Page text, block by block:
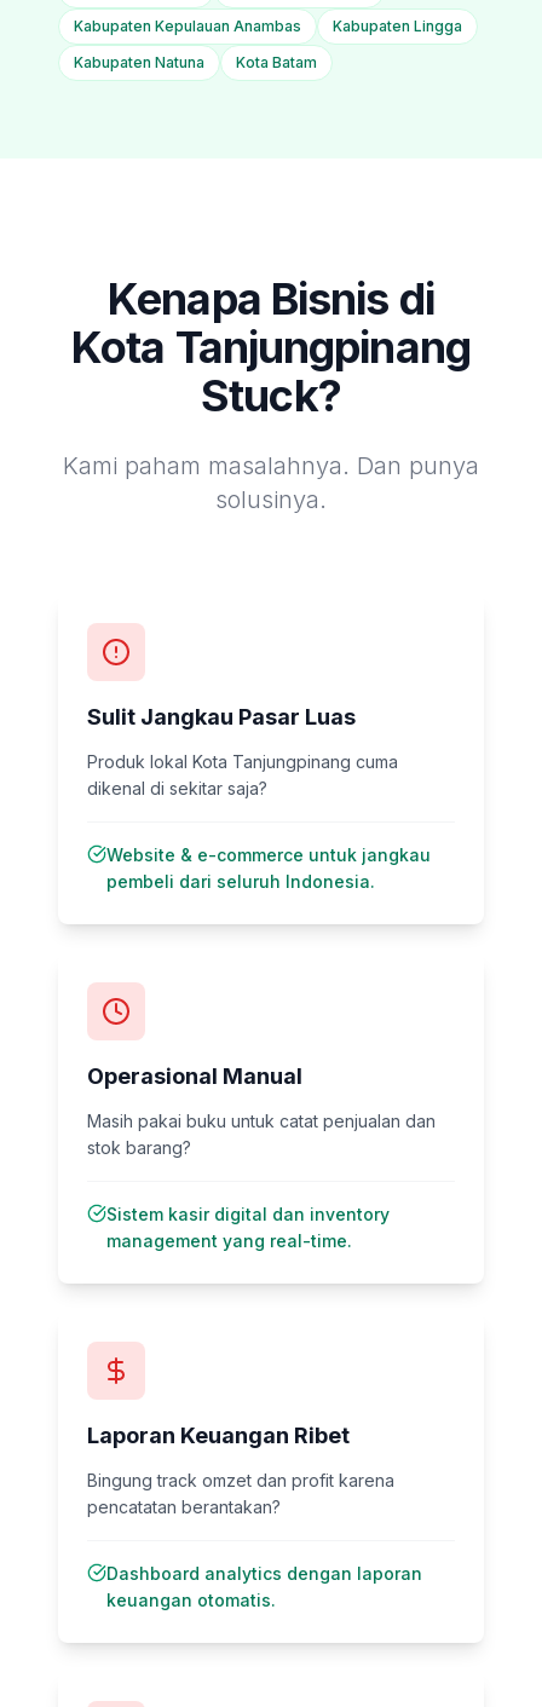
Kabupaten Kepulauan Anambas
Kabupaten Lingga
Kabupaten Natuna
Kota Batam
Kenapa Bisnis di
Kota Tanjungpinang
Stuck?
Kami paham masalahnya. Dan punya
solusinya.
Sulit Jangkau Pasar Luas
Produk lokal Kota Tanjungpinang cuma
dikenal di sekitar saja?
Website & e-commerce untuk jangkau
pembeli dari seluruh Indonesia.
Operasional Manual
Masih pakai buku untuk catat penjualan dan
stok barang?
Sistem kasir digital dan inventory
management yang real-time.
Laporan Keuangan Ribet
Bingung track omzet dan profit karena
pencatatan berantakan?
Dashboard analytics dengan laporan
keuangan otomatis.